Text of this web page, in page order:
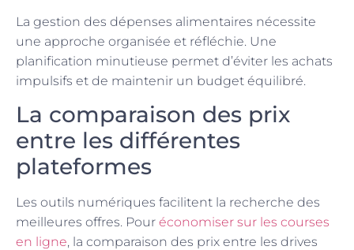
La gestion des dépenses alimentaires nécessite
une approche organisée et réfléchie. Une
planification minutieuse permet d’éviter les achats
impulsifs et de maintenir un budget équilibré.
La comparaison des prix
entre les différentes
plateformes
Les outils numériques facilitent la recherche des
meilleures offres. Pour économiser sur les courses
en ligne, la comparaison des prix entre les drives